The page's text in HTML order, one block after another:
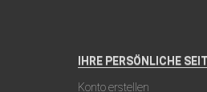
IHRE PERSÖNLICHE
Konto erstellen